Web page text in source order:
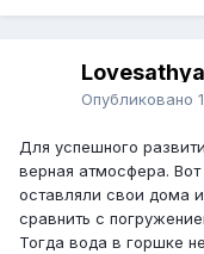
Lovesathya
Опубликовано
Для успешного
верная атмосфера.
оставляли свои дома
сравнить с
Тогда вода в горшке